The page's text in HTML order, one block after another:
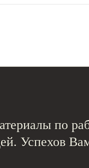
по
Успехов